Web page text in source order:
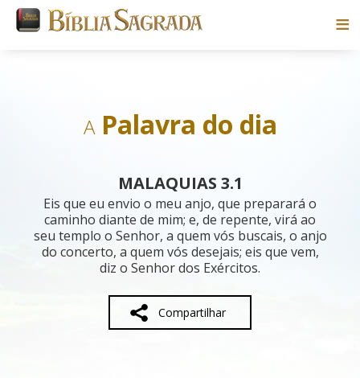
Blog
Parceiros
APalavra do dia
MALAQUIAS 3.1
Eis que eu envio o meu anjo, que preparará o
caminho diante de mim; e, de repente, virá ao
seu templo o Senhor, a quem vós buscais, o anjo
do concerto, a quem vós desejais; eis que vem,
diz o Senhor dos Exércitos.
Compartilhar